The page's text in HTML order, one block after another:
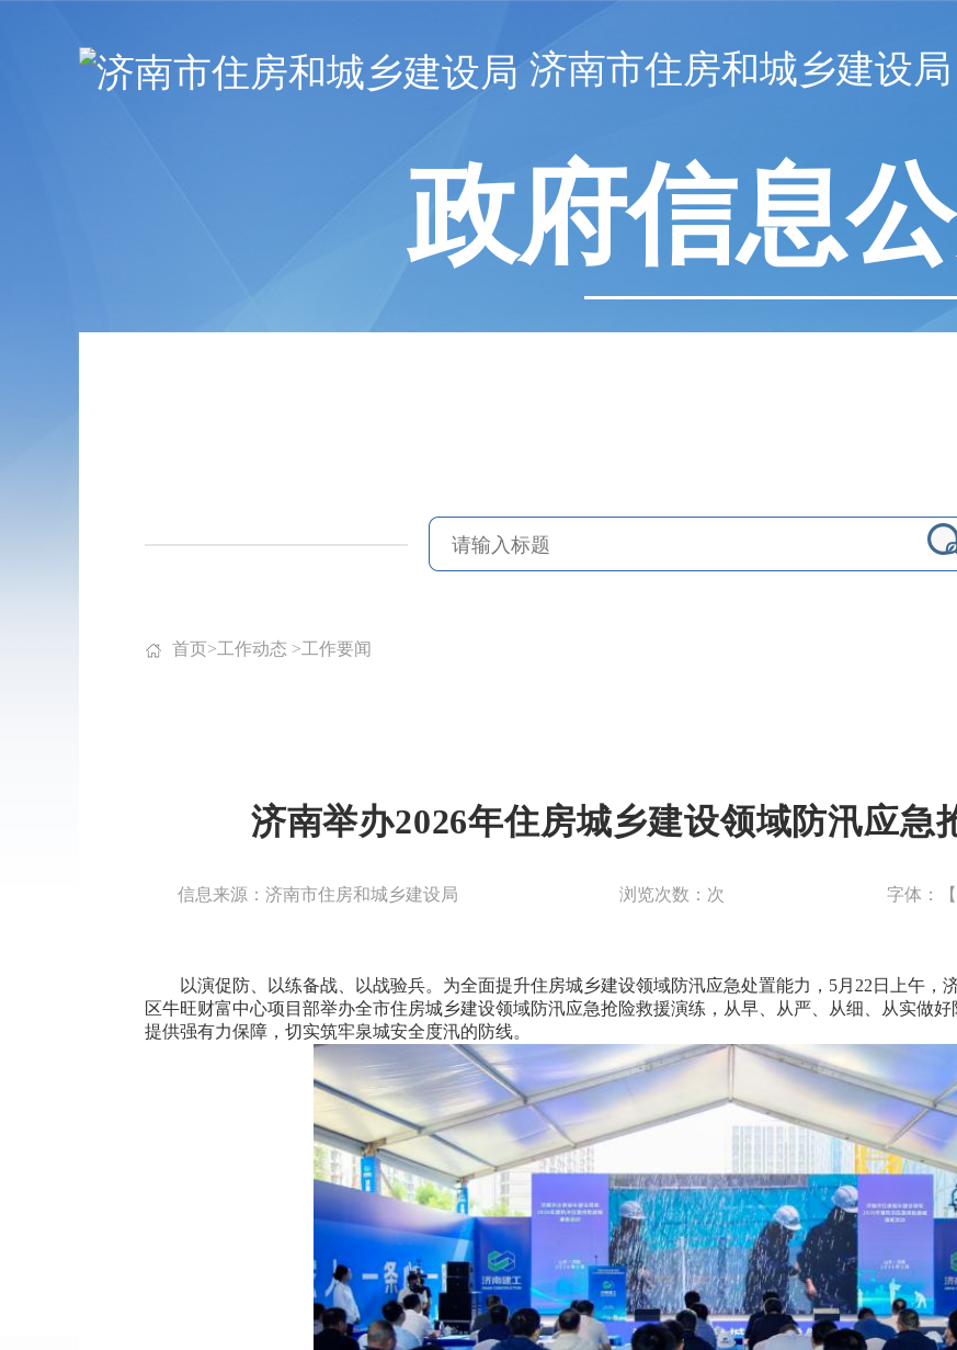
济南市住房和城乡建设局
政府信息
首页 >工作动态 >工作要闻
济南举办2026年住房城乡建设领域防汛应急
信息来源：济南市住房和城乡建设局 浏览次数： 次 字体：【
以演促防、以练备战、以战验兵。为全面提升住房城乡建设领域防汛应急处置能力，5月22日上午，
区牛旺财富中心项目部举办全市住房城乡建设领域防汛应急抢险救援演练，从早、从严、从细、从实做
提供强有力保障，切实筑牢泉城安全度汛的防线。